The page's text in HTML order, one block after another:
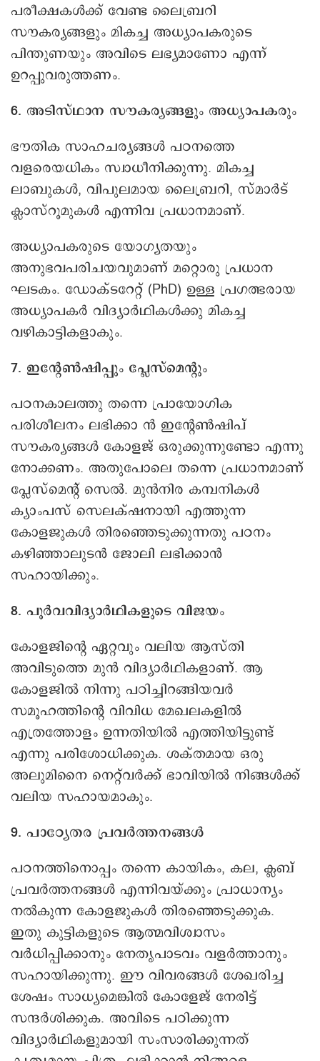
പരീക്ഷകൾക്ക് വേണ്ട ലൈബ്രറി
സൗകര്യങ്ങളും മികച്ച അധ്യാപകരുടെ
പിന്തുണയും അവിടെ ലഭ്യമാണോ എന്ന്
ഉറപ്പുവരുത്തണം.
6. അടിസ്ഥാന സൗകര്യങ്ങളും അധ്യാപകരും
ഭൗതിക സാഹചര്യങ്ങൾ പഠനത്തെ
വളരെയധികം സ്വാധീനിക്കുന്നു. മികച്ച
ലാബുകൾ, വിപുലമായ ലൈബ്രറി, സ്മാർട്
ക്ലാസ്റൂമുകൾ എന്നിവ പ്രധാനമാണ്.
അധ്യാപകരുടെ യോഗ്യതയും
അനുഭവപരിചയവുമാണ് മറ്റൊരു പ്രധാന
ഘടകം. ഡോക്ടറേറ്റ് (PhD) ഉള്ള പ്രഗത്ഭരായ
അധ്യാപകർ വിദ്യാർഥികൾക്കു മികച്ച
വഴികാട്ടികളാകും.
7. ഇന്റേൺഷിപ്പും പ്ലേസ്‌മെന്റും
പഠനകാലത്തു തന്നെ പ്രായോഗിക
പരിശീലനം ലഭിക്കാ ൻ ഇന്റേൺഷിപ്
സൗകര്യങ്ങൾ കോളജ് ഒരുക്കുന്നുണ്ടോ എന്നു
നോക്കണം. അതുപോലെ തന്നെ പ്രധാനമാണ്
പ്ലേസ്‌മെന്റ് സെൽ. മുൻനിര കമ്പനികൾ
ക്യാംപസ് സെലക്‌ഷനായി എത്തുന്ന
കോളജുകൾ തിരഞ്ഞെടുക്കുന്നതു പഠനം
കഴിഞ്ഞാലുടൻ ജോലി ലഭിക്കാൻ
സഹായിക്കും.
8. പൂർവവിദ്യാർഥികളുടെ വിജയം
കോളജിന്റെ ഏറ്റവും വലിയ ആസ്തി
അവിടുത്തെ മുൻ വിദ്യാർഥികളാണ്. ആ
കോളജിൽ നിന്നു പഠിച്ചിറങ്ങിയവർ
സമൂഹത്തിന്റെ വിവിധ മേഖലകളിൽ
എത്രത്തോളം ഉന്നതിയിൽ എത്തിയിട്ടുണ്ട്
എന്നു പരിശോധിക്കുക. ശക്തമായ ഒരു
അലുമിനൈ നെറ്റ്‌വർക്ക് ഭാവിയിൽ നിങ്ങൾക്ക്
വലിയ സഹായമാകും.
9. പാഠ്യേതര പ്രവർത്തനങ്ങൾ
പഠനത്തിനൊപ്പം തന്നെ കായികം, കല, ക്ലബ്
പ്രവർത്തനങ്ങൾ എന്നിവയ്ക്കും പ്രാധാന്യം
നൽകുന്ന കോളജുകൾ തിരഞ്ഞെടുക്കുക.
ഇതു കുട്ടികളുടെ ആത്മവിശ്വാസം
വർധിപ്പിക്കാനും നേതൃപാടവം വളർത്താനും
സഹായിക്കുന്നു. ഈ വിവരങ്ങൾ ശേഖരിച്ച
ശേഷം സാധ്യമെങ്കിൽ കോളേജ് നേരിട്ട്
സന്ദർശിക്കുക. അവിടെ പഠിക്കുന്ന
വിദ്യാർഥികളുമായി സംസാരിക്കുന്നത്